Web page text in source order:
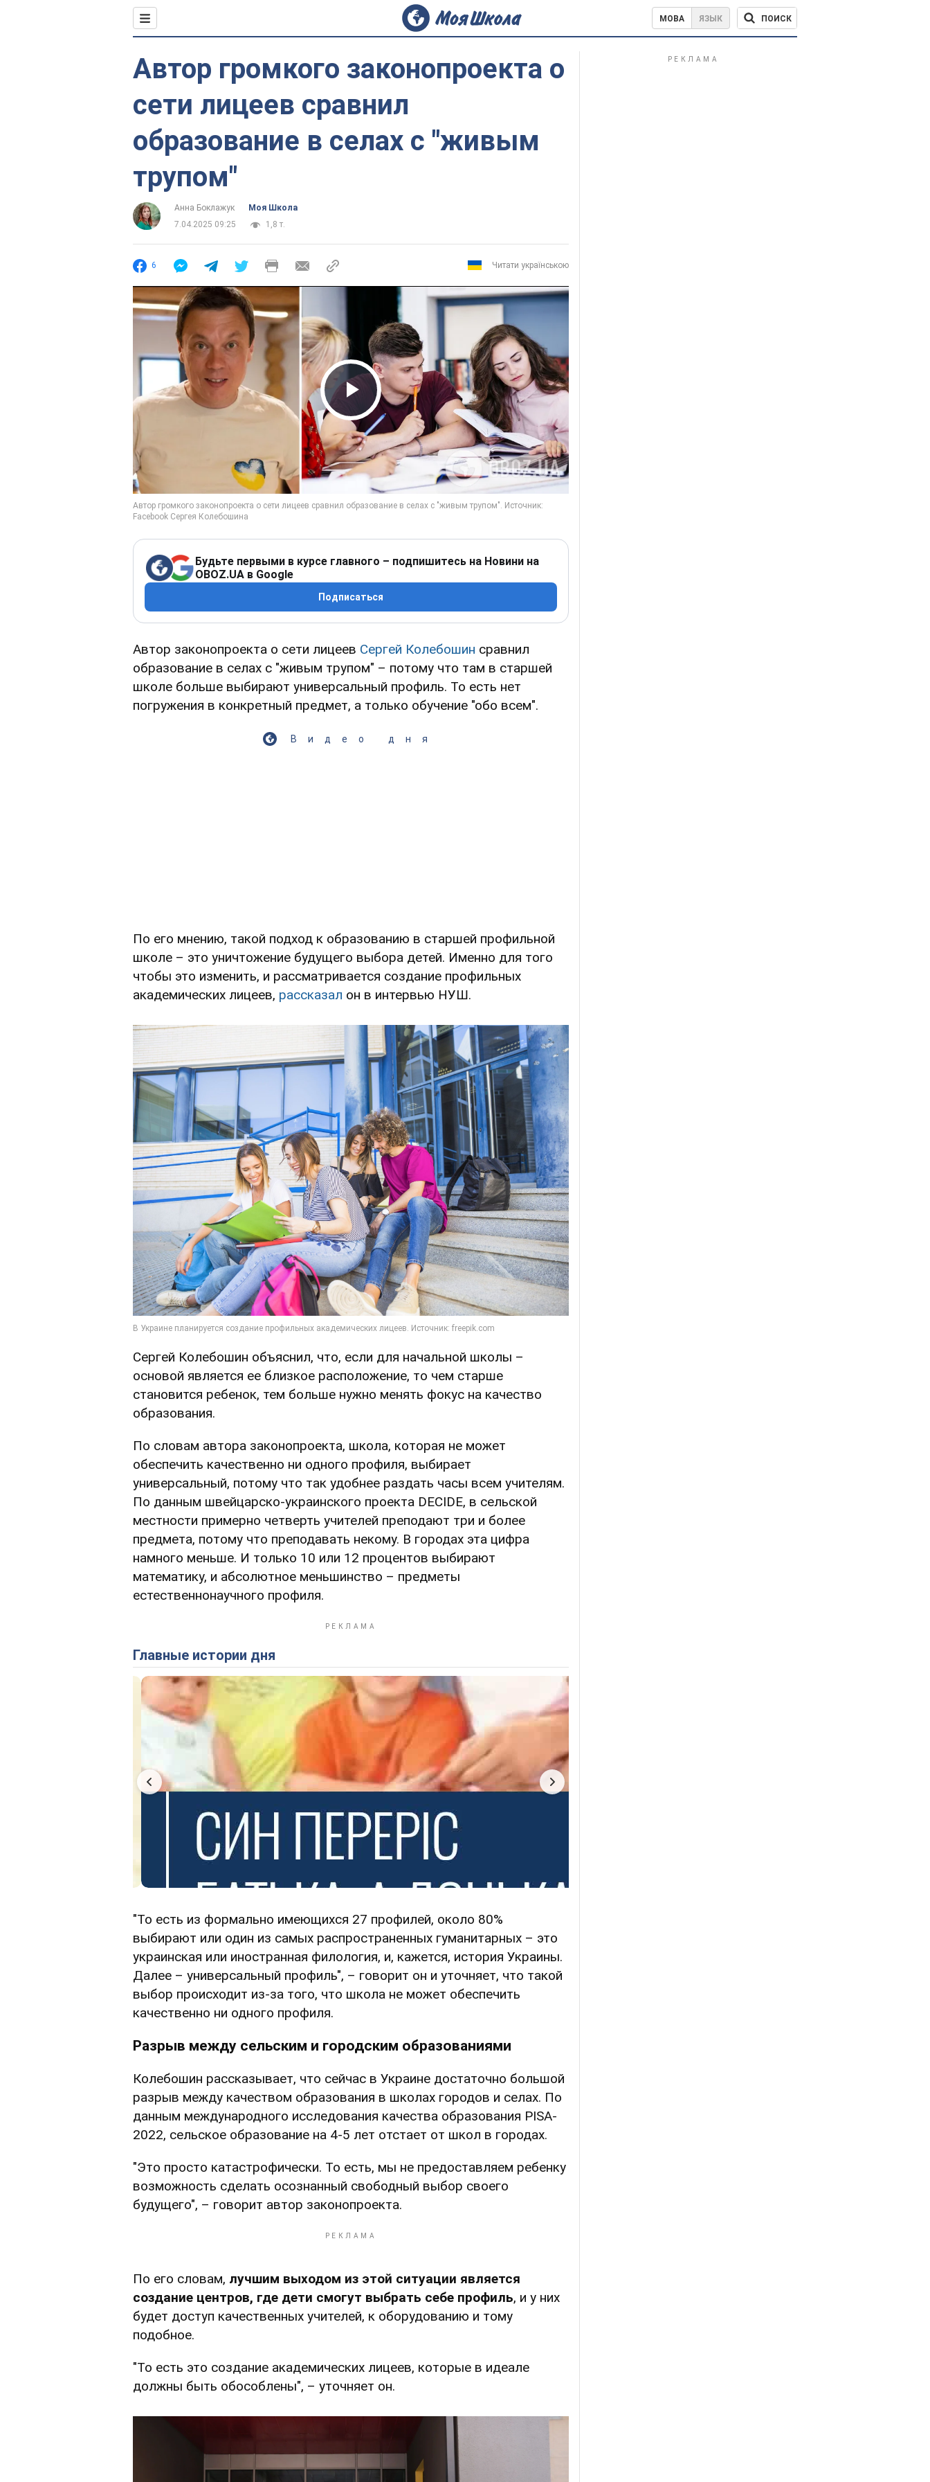
МОВА ЯЗЫК ПОИСК
Автор громкого законопроекта о
сети лицеев сравнил
образование в селах с "живым
трупом"
Анна Боклажук
Моя Школа
7.04.2025 09:25
1,8 т.
6 Читати українською
Play Video
Будьте первыми в курсе главного – подпишитесь на Новини на
OBOZ.UA в Google
Подписаться
Автор законопроекта о сети лицеев Сергей Колебошин сравнил
образование в селах с "живым трупом" – потому что там в старшей
школе больше выбирают универсальный профиль. То есть нет
погружения в конкретный предмет, а только обучение "обо всем".
Видео дня
По его мнению, такой подход к образованию в старшей профильной
школе – это уничтожение будущего выбора детей. Именно для того
чтобы это изменить, и рассматривается создание профильных
академических лицеев, рассказал он в интервью НУШ.
Сергей Колебошин объяснил, что, если для начальной школы –
основой является ее близкое расположение, то чем старше
становится ребенок, тем больше нужно менять фокус на качество
образования.
По словам автора законопроекта, школа, которая не может
обеспечить качественно ни одного профиля, выбирает
универсальный, потому что так удобнее раздать часы всем учителям.
По данным швейцарско-украинского проекта DECIDE, в сельской
местности примерно четверть учителей преподают три и более
предмета, потому что преподавать некому. В городах эта цифра
намного меньше. И только 10 или 12 процентов выбирают
математику, и абсолютное меньшинство – предметы
естественнонаучного профиля.
Главные истории дня
"То есть из формально имеющихся 27 профилей, около 80%
выбирают или один из самых распространенных гуманитарных – это
украинская или иностранная филология, и, кажется, история Украины.
Далее – универсальный профиль", – говорит он и уточняет, что такой
выбор происходит из-за того, что школа не может обеспечить
качественно ни одного профиля.
Разрыв между сельским и городским образованиями
Колебошин рассказывает, что сейчас в Украине достаточно большой
разрыв между качеством образования в школах городов и селах. По
данным международного исследования качества образования PISA-
2022, сельское образование на 4-5 лет отстает от школ в городах.
"Это просто катастрофически. То есть, мы не предоставляем ребенку
возможность сделать осознанный свободный выбор своего
будущего", – говорит автор законопроекта.
По его словам, лучшим выходом из этой ситуации является
создание центров, где дети смогут выбрать себе профиль, и у них
будет доступ качественных учителей, к оборудованию и тому
подобное.
"То есть это создание академических лицеев, которые в идеале
должны быть обособлены", – уточняет он.